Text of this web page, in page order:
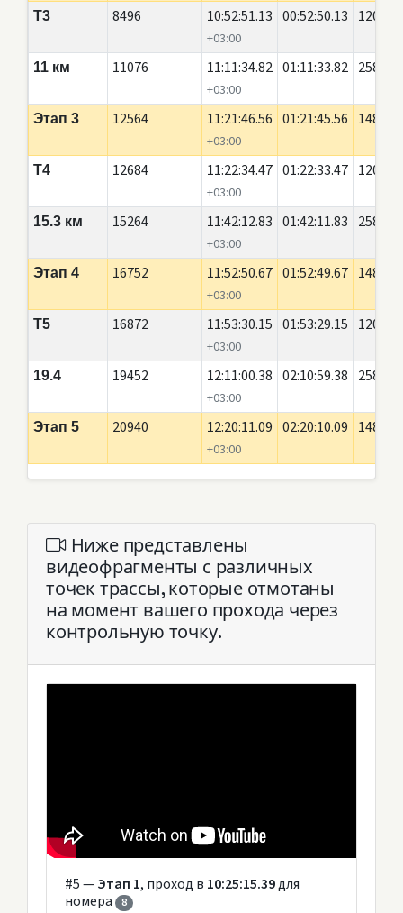
Т3 8496 10:52:51.13
+03:00
00:52:50.13 120
11 км 11076 11:11:34.82
+03:00
01:11:33.82 2580
Этап 3 12564 11:21:46.56
+03:00
01:21:45.56 1488
Т4 12684 11:22:34.47
+03:00
01:22:33.47 120
15.3 км 15264 11:42:12.83
+03:00
01:42:11.83 2580
Этап 4 16752 11:52:50.67
+03:00
01:52:49.67 1488
Т5 16872 11:53:30.15
+03:00
01:53:29.15 120
19.4 19452 12:11:00.38
+03:00
02:10:59.38 2580
Этап 5 20940 12:20:11.09
+03:00
02:20:10.09 1488
Ниже представлены
видеофрагменты с различных
точек трассы, которые отмотаны
на момент вашего прохода через
контрольную точку.
#5 —Этап 1, проход в 10:25:15.39для
номера
8